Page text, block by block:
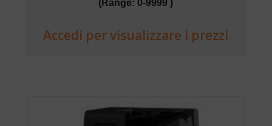
(Range: 0-9999 )
Accedi per visualizzare i prezzi